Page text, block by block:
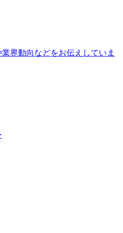
界動向などをお伝えしていま